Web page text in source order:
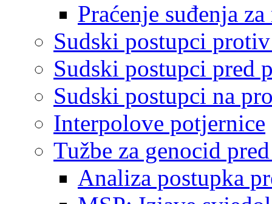
Praćenje suđenja
Sudski postupci
Sudski postupci pred
Sudski postupci na
Interpolove potjernice
Tužbe za genocid
Analiza postupka